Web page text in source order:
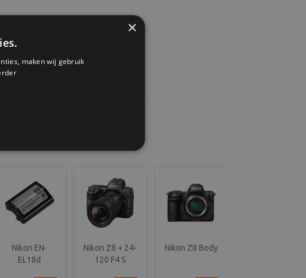
Nikon EN-
EL18d
Nikon Z8 + 24-
120 F4 S
Nikon Z8 Body
×
maken wij gebruik